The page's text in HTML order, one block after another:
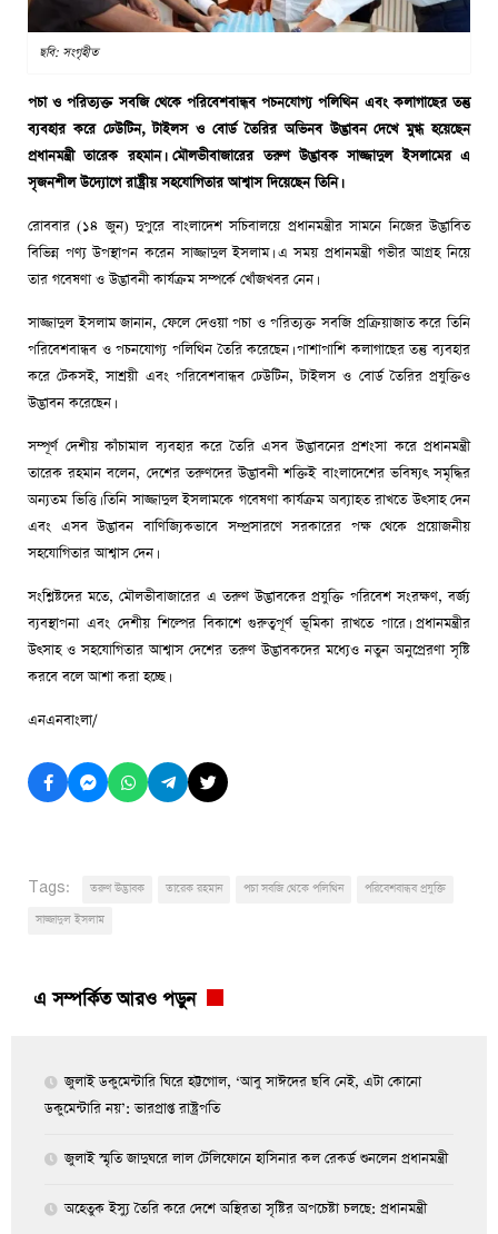
ছবি: সংগৃহীত
পচা ও পরিত্যক্ত সবজি থেকে পরিবেশবান্ধব পচনযোগ্য পলিথিন এবং কলাগাছের তন্তু
ব্যবহার করে ঢেউটিন, টাইলস ও বোর্ড তৈরির অভিনব উদ্ভাবন দেখে মুগ্ধ হয়েছেন
প্রধানমন্ত্রী তারেক রহমান। মৌলভীবাজারের তরুণ উদ্ভাবক সাজ্জাদুল ইসলামের এ
সৃজনশীল উদ্যোগে রাষ্ট্রীয় সহযোগিতার আশ্বাস দিয়েছেন তিনি।
রোববার (১৪ জুন) দুপুরে বাংলাদেশ সচিবালয়ে প্রধানমন্ত্রীর সামনে নিজের উদ্ভাবিত
বিভিন্ন পণ্য উপস্থাপন করেন সাজ্জাদুল ইসলাম। এ সময় প্রধানমন্ত্রী গভীর আগ্রহ নিয়ে
তার গবেষণা ও উদ্ভাবনী কার্যক্রম সম্পর্কে খোঁজখবর নেন।
সাজ্জাদুল ইসলাম জানান, ফেলে দেওয়া পচা ও পরিত্যক্ত সবজি প্রক্রিয়াজাত করে তিনি
পরিবেশবান্ধব ও পচনযোগ্য পলিথিন তৈরি করেছেন। পাশাপাশি কলাগাছের তন্তু ব্যবহার
করে টেকসই, সাশ্রয়ী এবং পরিবেশবান্ধব ঢেউটিন, টাইলস ও বোর্ড তৈরির প্রযুক্তিও
উদ্ভাবন করেছেন।
সম্পূর্ণ দেশীয় কাঁচামাল ব্যবহার করে তৈরি এসব উদ্ভাবনের প্রশংসা করে প্রধানমন্ত্রী
তারেক রহমান বলেন, দেশের তরুণদের উদ্ভাবনী শক্তিই বাংলাদেশের ভবিষ্যৎ সমৃদ্ধির
অন্যতম ভিত্তি। তিনি সাজ্জাদুল ইসলামকে গবেষণা কার্যক্রম অব্যাহত রাখতে উৎসাহ দেন
এবং এসব উদ্ভাবন বাণিজ্যিকভাবে সম্প্রসারণে সরকারের পক্ষ থেকে প্রয়োজনীয়
সহযোগিতার আশ্বাস দেন।
সংশ্লিষ্টদের মতে, মৌলভীবাজারের এ তরুণ উদ্ভাবকের প্রযুক্তি পরিবেশ সংরক্ষণ, বর্জ্য
ব্যবস্থাপনা এবং দেশীয় শিল্পের বিকাশে গুরুত্বপূর্ণ ভূমিকা রাখতে পারে। প্রধানমন্ত্রীর
উৎসাহ ও সহযোগিতার আশ্বাস দেশের তরুণ উদ্ভাবকদের মধ্যেও নতুন অনুপ্রেরণা সৃষ্টি
করবে বলে আশা করা হচ্ছে।
এনএনবাংলা/
Tags: তরুণ উদ্ভাবক তারেক রহমান পচা সবজি থেকে পলিথিন
পরিবেশবান্ধব প্রযুক্তি
সাজ্জাদুল ইসলাম
এ সম্পর্কিত আরও পড়ুন
জুলাই ডকুমেন্টারি ঘিরে হট্টগোল, ‘আবু সাঈদের ছবি নেই, এটা কোনো
ডকুমেন্টারি নয়’: ভারপ্রাপ্ত রাষ্ট্রপতি
জুলাই স্মৃতি জাদুঘরে লাল টেলিফোনে হাসিনার কল রেকর্ড শুনলেন প্রধানমন্ত্রী
অহেতুক ইস্যু তৈরি করে দেশে অস্থিরতা সৃষ্টির অপচেষ্টা চলছে: প্রধানমন্ত্রী